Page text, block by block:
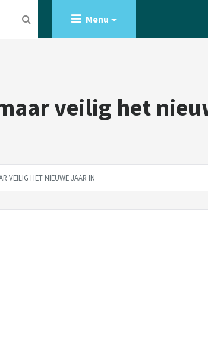
Menu
veilig het
VEILIG HET NIEUWE JAAR IN